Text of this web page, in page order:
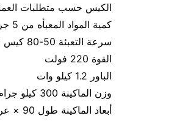
الكيس حسب متطلبات
كمية المواد المعبأه من 5 جرام حتي 250 جرام و يمكن تعديله حتي 500 جرام
سرعة التعبئة 50-80 كيس / دقيقة و لمادة التغليف اعتبار في السرعه
القوة 220 فولت
الباور 1.2 كيلو وات
وزن الماكينة 300 كيلو جرام تقريبا تزيد او تنقص حسب تحديثات الماكينة
أبعاد الماكينة طول 90 × عرض 90 × ارتفاع 180 سم تقريبا و يمكن فك الماكينة و تركيبها في اي مكان